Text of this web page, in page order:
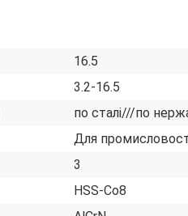
16.5
3.2-16.5
по сталі///по
Для
3
HSS-Co8